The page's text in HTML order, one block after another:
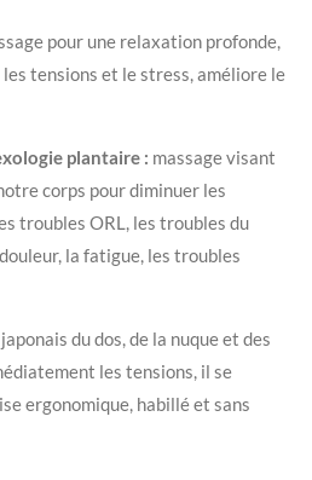
pour une relaxation profonde,
tensions et le stress, améliore le
plantaire : massage visant
corps pour diminuer les
troubles ORL, les troubles du
la fatigue, les troubles
du dos, de la nuque et des
les tensions, il se
ergonomique, habillé et sans